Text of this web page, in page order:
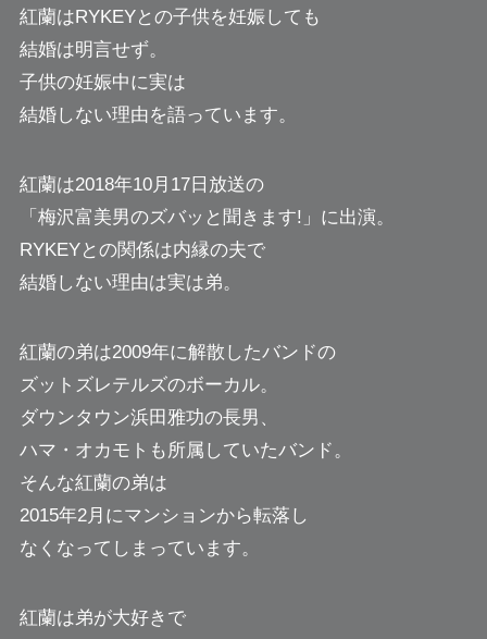
紅蘭はRYKEYとの子供を妊娠しても
結婚は明言せず。
子供の妊娠中に実は
結婚しない理由を語っています。
紅蘭は2018年10月17日放送の
「梅沢富美男のズバッと聞きます!」に出演。
RYKEYとの関係は内縁の夫で
結婚しない理由は実は弟。
紅蘭の弟は2009年に解散したバンドの
ズットズレテルズのボーカル。
ダウンタウン浜田雅功の長男、
ハマ・オカモトも所属していたバンド。
そんな紅蘭の弟は
2015年2月にマンションから転落し
なくなってしまっています。
紅蘭は弟が大好きで